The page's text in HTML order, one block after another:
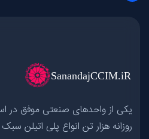
یکی از واحدهای صنعتی موفق در
روزانه هزار تن انواع پلی اتیلن